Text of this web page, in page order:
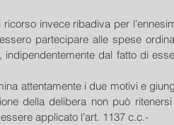
invece ribadiva per
partecipare alle spese
dal fatto di
attentamente i due motivi e
della delibera non può
applicato l’art. 1137 c.c.-